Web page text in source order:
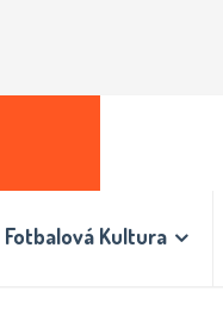
Fotbalová Kultura